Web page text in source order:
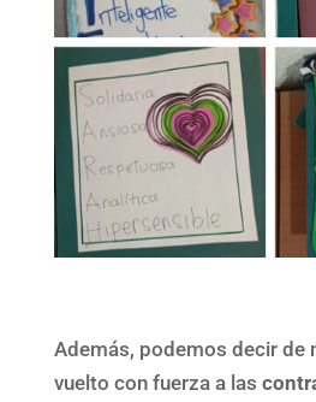
Además, podemos decir de
vuelto con fuerza a las